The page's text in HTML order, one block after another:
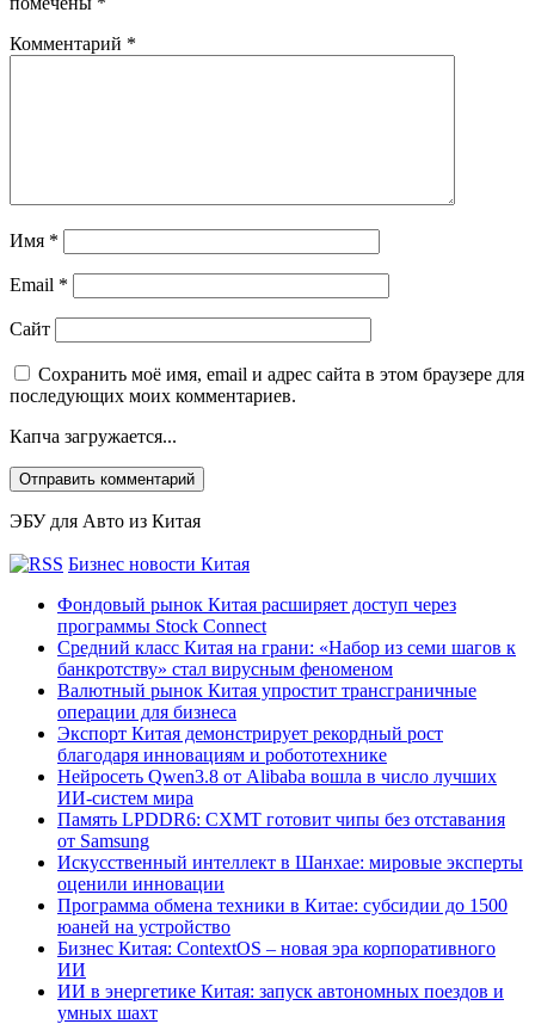
Комментарий *
Имя *
Email *
Сайт
Сохранить моё имя, email и адрес сайта в этом браузере для
последующих моих комментариев.
Капча загружается...
ЭБУ для Авто из Китая
Бизнес новости Китая
Фондовый рынок Китая расширяет доступ через
программы Stock Connect
Средний класс Китая на грани: «Набор из семи шагов к
банкротству» стал вирусным феноменом
Валютный рынок Китая упростит трансграничные
операции для бизнеса
Экспорт Китая демонстрирует рекордный рост
благодаря инновациям и робототехнике
Нейросеть Qwen3.8 от Alibaba вошла в число лучших
ИИ-систем мира
Память LPDDR6: CXMT готовит чипы без отставания
от Samsung
Искусственный интеллект в Шанхае: мировые эксперты
оценили инновации
Программа обмена техники в Китае: субсидии до 1500
юаней на устройство
Бизнес Китая: ContextOS – новая эра корпоративного
ИИ
ИИ в энергетике Китая: запуск автономных поездов и
умных шахт